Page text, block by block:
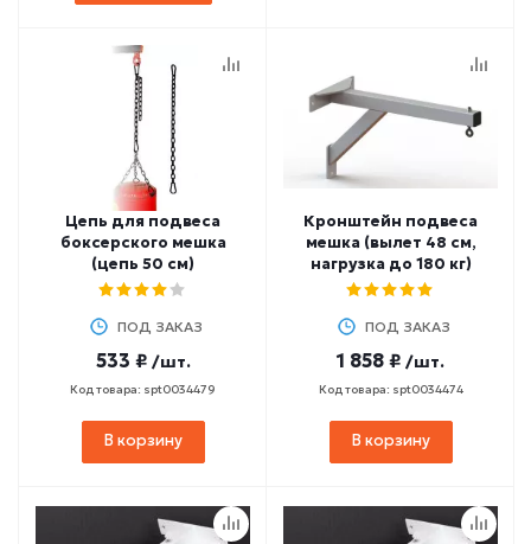
Цепь для подвеса
боксерского мешка
(цепь 50 см)
ПОД ЗАКАЗ
533 ₽ /шт.
Код товара: spt0034479
В корзину
Кронштейн подвеса
мешка (вылет 48 см,
нагрузка до 180 кг)
ПОД ЗАКАЗ
1 858 ₽ /шт.
Код товара: spt0034474
В корзину